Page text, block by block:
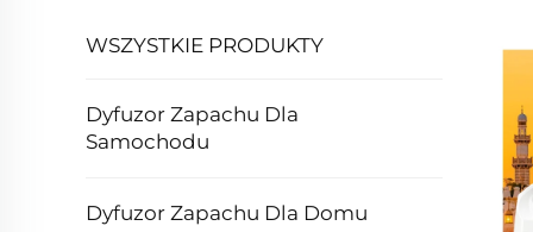
WSZYSTKIE PRODUKTY
Dyfuzor Zapachu Dla
Samochodu
Dyfuzor Zapachu Dla Domu